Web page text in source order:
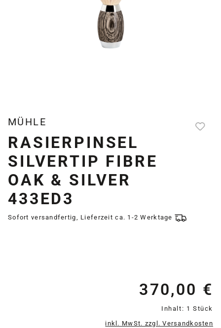
MÜHLE
RASIERPINSEL
SILVERTIP FIBRE
OAK & SILVER
433ED3
Sofort versandfertig, Lieferzeit ca. 1-2 Werktage
370,00 €
Inhalt: 1 Stück
inkl. MwSt. zzgl. Versandkosten